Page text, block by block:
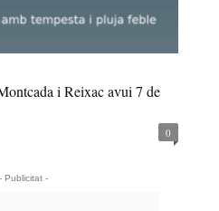
i Reixac avui 7 de
0
- Publicitat -